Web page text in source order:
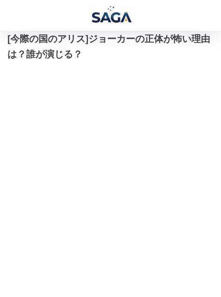
[今際の国のアリス]ジョーカーの正体が怖い理由
は？誰が演じる？